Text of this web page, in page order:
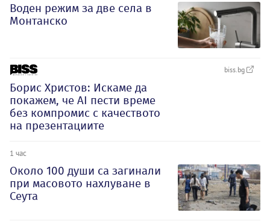
Воден режим за две села в
Монтанско
biss.bg
Борис Христов: Искаме да
покажем, че АI пести време
без компромис с качеството
на презентациите
1 час
Около 100 души са загинали
при масовото нахлуване в
Сеута